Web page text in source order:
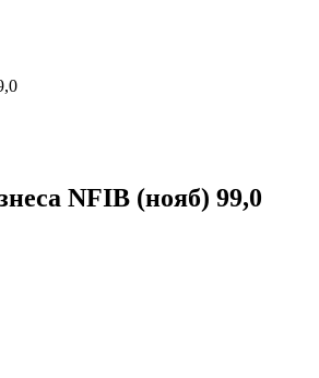
NFIB (нояб) 99,0